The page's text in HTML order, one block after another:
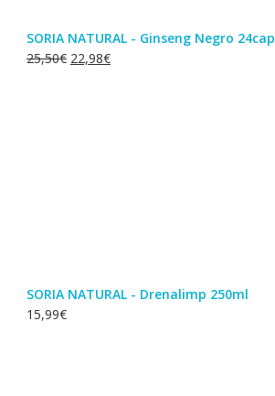
SORIA NATURAL - Ginseng Negro 24cap
25,50€ O
22,98€O
SORIA NATURAL - Drenalimp 250ml
15,99€